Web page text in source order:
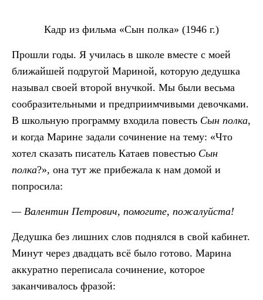
Кадр из фильма «‎Сын полка» (1946 г.)
Прошли годы. Я училась в школе вместе с моей
ближайшей подругой Мариной, которую дедушка
называл своей второй внучкой. Мы были весьма
сообразительными и предприимчивыми девочками.
В школьную программу входила повесть Сын полка,
и когда Марине задали сочинение на тему: «Что
хотел сказать писатель Катаев повестью Сын
полка?», она тут же прибежала к нам домой и
попросила:
— Валентин Петрович, помогите, пожалуйста!
Дедушка без лишних слов поднялся в свой кабинет.
Минут через двадцать всё было готово. Марина
аккуратно переписала сочинение, которое
заканчивалось фразой: